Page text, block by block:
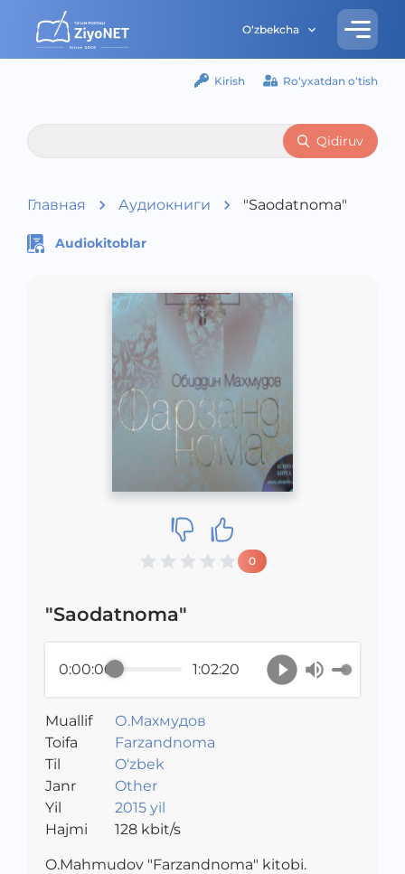
O‘zbekcha
Kirish Ro‘yxatdan o‘tish
Qidiruv
Главная Аудиокниги "Saodatnoma"
Audiokitoblar
0
"Saodatnoma"
0:00:00 1:02:20
Muallif
О.Махмудов
Toifa
Farzandnoma
Til
O‘zbek
Janr
Other
Yil
2015 yil
Hajmi
128kbit/s
O.Mahmudov "Farzandnoma" kitobi.